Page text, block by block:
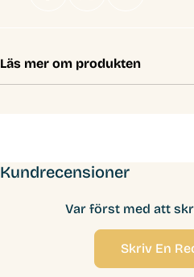
Läs mer om produkten
Kundrecensioner
Var först med att
Skriv En